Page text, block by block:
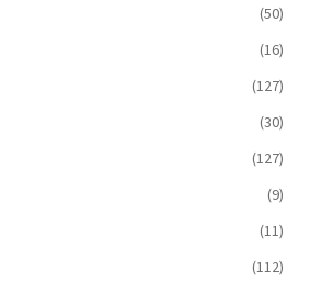
(50)
(16)
(127)
(30)
(127)
(9)
(11)
(112)